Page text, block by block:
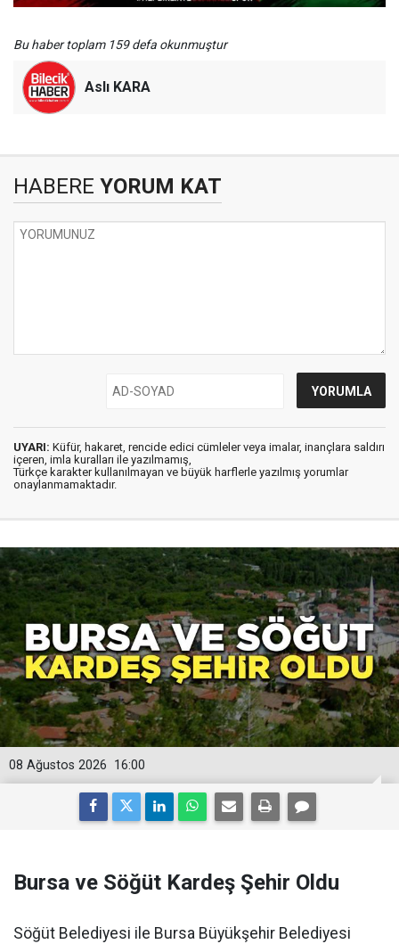
Bu haber toplam 159 defa okunmuştur
Aslı KARA
HABERE YORUM KAT
UYARI: Küfür, hakaret, rencide edici cümleler veya imalar, inançlara saldırı
içeren, imla kuralları ile yazılmamış,
Türkçe karakter kullanılmayan ve büyük harflerle yazılmış yorumlar
onaylanmamaktadır.
16:00
08 Ağustos 2026
Bursa ve Söğüt Kardeş Şehir Oldu
Söğüt Belediyesi ile Bursa Büyükşehir Belediyesi